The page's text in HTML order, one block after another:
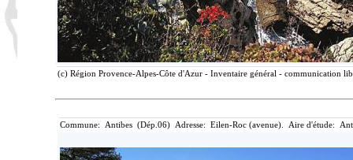
(c) Région Provence-Alpes-Côte d'Azur - Inventaire général - communication
Commune: Antibes (Dép.06) Adresse: Eilen-Roc (avenue). Aire d'étude: